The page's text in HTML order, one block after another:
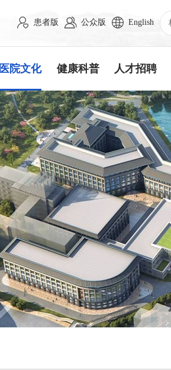
患者版 公众版 English
医院文化 健康科普 人才招聘